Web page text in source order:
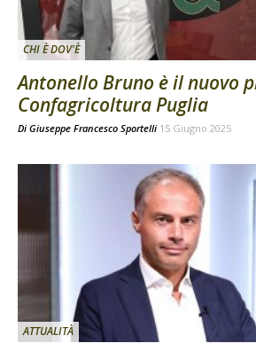
CHI È DOV'È
Antonello Bruno è il nuovo
Confagricoltura Puglia
Di Giuseppe Francesco Sportelli 15 Giugno 2025
ATTUALITÀ